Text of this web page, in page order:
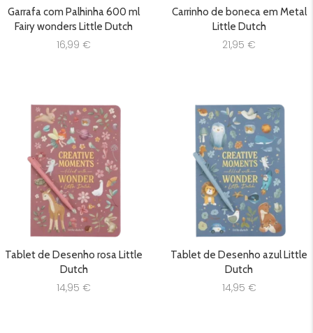
Garrafa com Palhinha 600 ml
Fairy wonders Little Dutch
16,99 €
Carrinho de boneca em Metal
Little Dutch
21,95 €
Tablet de Desenho rosa Little
Dutch
14,95 €
Tablet de Desenho azul Little
Dutch
14,95 €